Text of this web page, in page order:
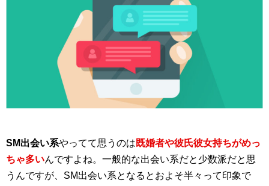
SM出会い系やってて思うのは 既婚者や彼氏彼女持ちがめっ
ちゃ多いんですよね。一般的な出会い系だと少数派だと思
うんですが、SM出会い系となるとおよそ半々って印象で